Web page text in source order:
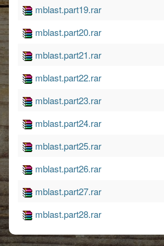
mblast.part19.rar
mblast.part20.rar
mblast.part21.rar
mblast.part22.rar
mblast.part23.rar
mblast.part24.rar
mblast.part25.rar
mblast.part26.rar
mblast.part27.rar
mblast.part28.rar